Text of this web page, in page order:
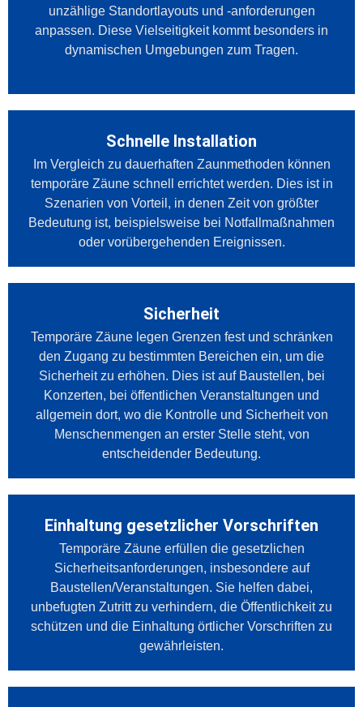
unzählige Standortlayouts und -anforderungen
anpassen. Diese Vielseitigkeit kommt besonders in
dynamischen Umgebungen zum Tragen.
Schnelle Installation
Im Vergleich zu dauerhaften Zaunmethoden können
temporäre Zäune schnell errichtet werden. Dies ist in
Szenarien von Vorteil, in denen Zeit von größter
Bedeutung ist, beispielsweise bei Notfallmaßnahmen
oder vorübergehenden Ereignissen.
Sicherheit
Temporäre Zäune legen Grenzen fest und schränken
den Zugang zu bestimmten Bereichen ein, um die
Sicherheit zu erhöhen. Dies ist auf Baustellen, bei
Konzerten, bei öffentlichen Veranstaltungen und
allgemein dort, wo die Kontrolle und Sicherheit von
Menschenmengen an erster Stelle steht, von
entscheidender Bedeutung.
Einhaltung gesetzlicher Vorschriften
Temporäre Zäune erfüllen die gesetzlichen
Sicherheitsanforderungen, insbesondere auf
Baustellen/Veranstaltungen. Sie helfen dabei,
unbefugten Zutritt zu verhindern, die Öffentlichkeit zu
schützen und die Einhaltung örtlicher Vorschriften zu
gewährleisten.